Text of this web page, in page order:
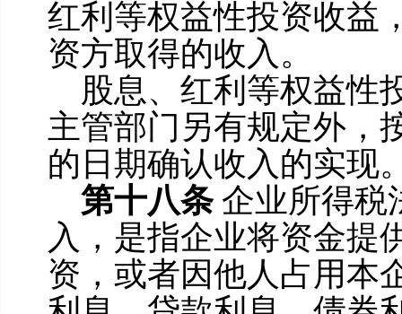
红利等权益性投资收益
资方取得的收入。
股息、红利等权益性
主管部门另有规定外，
的日期确认收入的实现
第十八条 企业所得税
入，是指企业将资金提
资，或者因他人占用本